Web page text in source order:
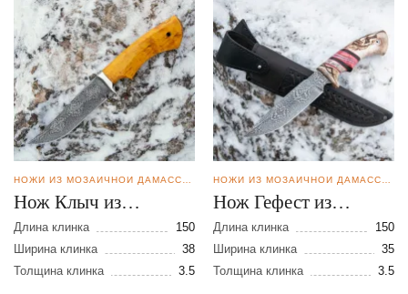
Нож Клыч из
мозаичной дамасской
стали
Длина клинка
150
Ширина клинка
38
Толщина клинка
3.5
Нож Гефест из
мозаичной дамасской
стали
Длина клинка
150
Ширина клинка
35
Толщина клинка
3.5